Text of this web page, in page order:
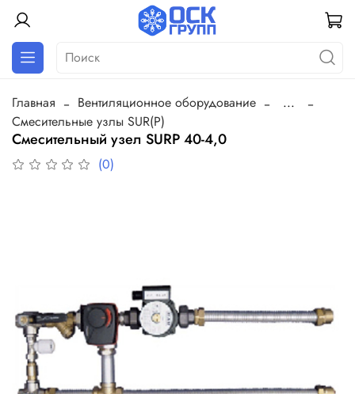
Главная Вентиляционное оборудование
...
Смесительные узлы SUR(P)
Смесительный узел SURP 40-4,0
(0)